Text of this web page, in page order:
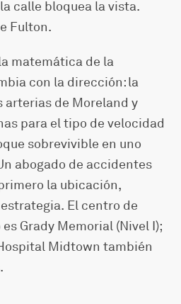
calle bloquea la vista.
Fulton.
matemática de la
con la dirección: la
arterias de Moreland y
para el tipo de velocidad
sobrevivible en uno
abogado de accidentes
la ubicación,
El centro de
Grady Memorial (Nivel I);
Midtown también